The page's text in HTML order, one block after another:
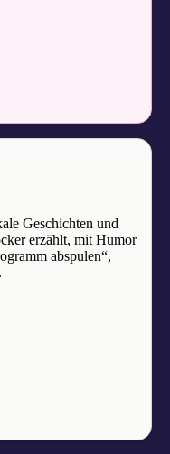
Geschichten und
erzählt, mit Humor
abspulen“,